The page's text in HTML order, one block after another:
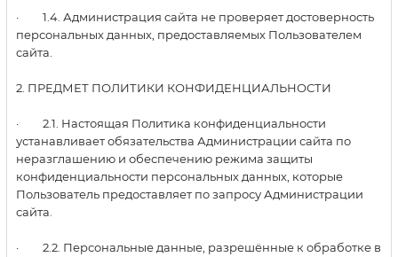
· 1.4. Администрация сайта не проверяет достоверность
персональных данных, предоставляемых Пользователем
сайта.
2. ПРЕДМЕТ ПОЛИТИКИ КОНФИДЕНЦИАЛЬНОСТИ
· 2.1. Настоящая Политика конфиденциальности
устанавливает обязательства Администрации сайта по
неразглашению и обеспечению режима защиты
конфиденциальности персональных данных, которые
Пользователь предоставляет по запросу Администрации
сайта.
· 2.2. Персональные данные, разрешённые к обработке в